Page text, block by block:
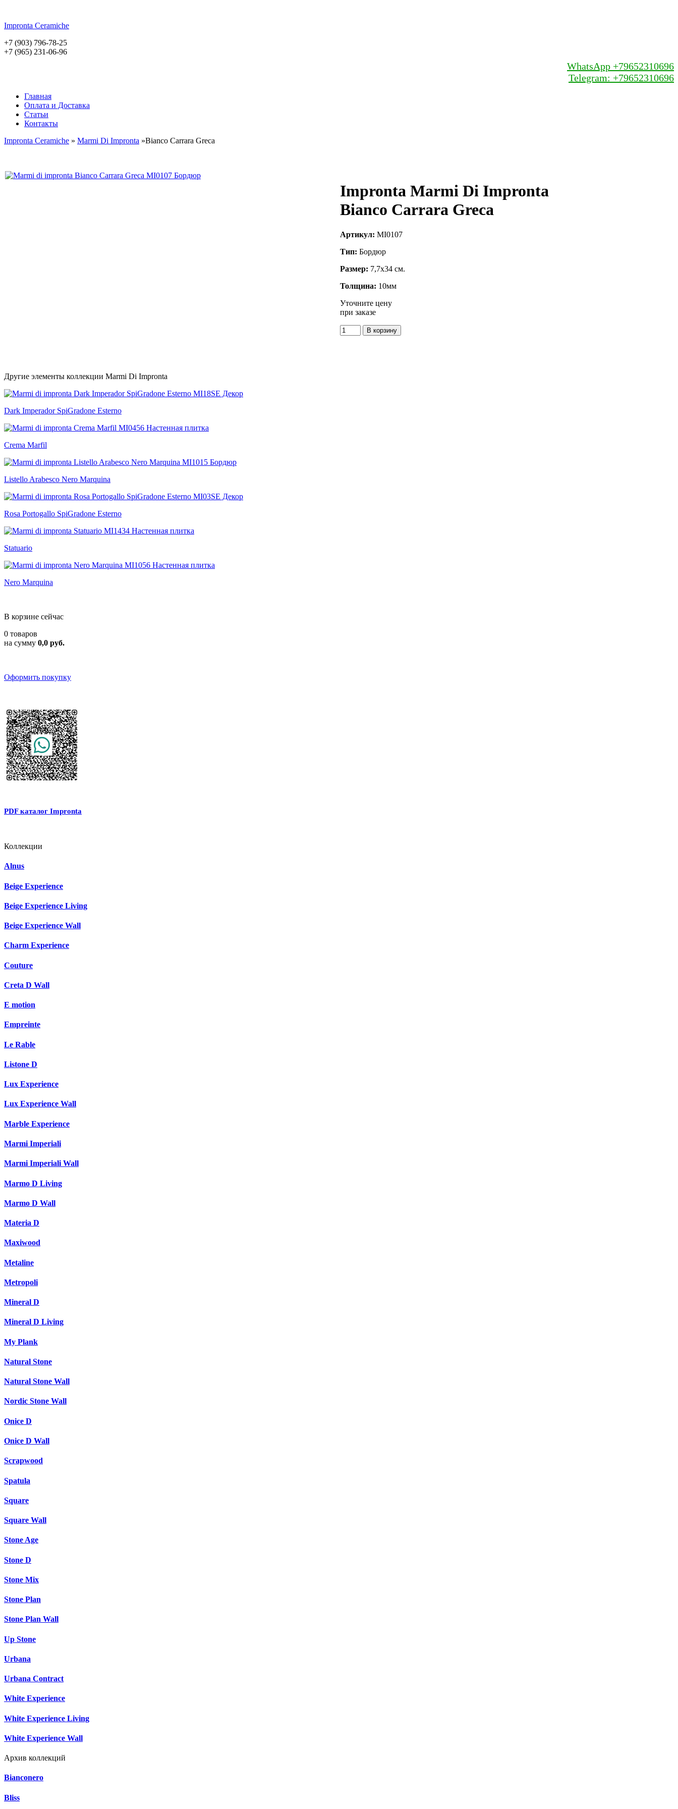
Impronta Ceramiche
+7 (903) 796-78-25
+7 (965) 231-06-96
WhatsApp +79652310696
Telegram: +79652310696
Главная
Оплата и Доставка
Статьи
Контакты
Impronta Ceramiche » Marmi Di Impronta »Bianco Carrara Greca
Impronta Marmi Di Impronta
Bianco Carrara Greca
Артикул: MI0107
Тип: Бордюр
Размер: 7,7x34 см.
Толщина: 10мм
Уточните цену
при заказе
Другие элементы коллекции Marmi Di Impronta
Dark Imperador SpiGradone Esterno
Crema Marfil
Listello Arabesco Nero Marquina
Rosa Portogallo SpiGradone Esterno
Statuario
Nero Marquina
В корзине сейчас
0 товаров
на сумму 0,0 руб.
Оформить покупку
PDF каталог Impronta
Коллекции
Alnus
Beige Experience
Beige Experience Living
Beige Experience Wall
Charm Experience
Couture
Creta D Wall
E motion
Empreinte
Le Rable
Listone D
Lux Experience
Lux Experience Wall
Marble Experience
Marmi Imperiali
Marmi Imperiali Wall
Marmo D Living
Marmo D Wall
Materia D
Maxiwood
Metaline
Metropoli
Mineral D
Mineral D Living
My Plank
Natural Stone
Natural Stone Wall
Nordic Stone Wall
Onice D
Onice D Wall
Scrapwood
Spatula
Square
Square Wall
Stone Age
Stone D
Stone Mix
Stone Plan
Stone Plan Wall
Up Stone
Urbana
Urbana Contract
White Experience
White Experience Living
White Experience Wall
Архив коллекций
Bianconero
Bliss